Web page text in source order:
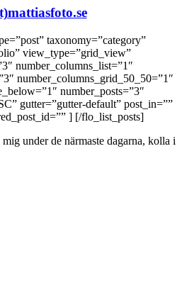
taxonomy=”category”
view_type=”grid_view”
number_columns_list=”1″
number_columns_grid_50_50=”1″
number_posts=”3″
gutter=”gutter-default” post_in=””
] [/flo_list_posts]
under de närmaste dagarna, kolla i